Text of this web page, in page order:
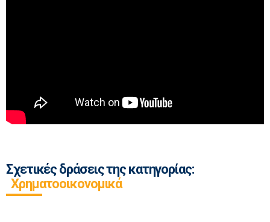
Σχετικές δράσεις της κατηγορίας:
Χρηματοοικονομικά